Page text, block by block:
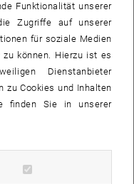
August 2026 bis
Funktionalität unserer
Zugriffe auf unserer
für soziale Medien
können. Hierzu ist es
Dienstanbieter
zu Cookies und Inhalten
finden Sie in unserer
Cookies zulassen